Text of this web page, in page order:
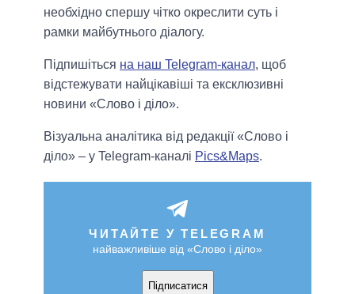
необхідно спершу чітко окреслити суть і
рамки майбутнього діалогу.
Підпишіться на наш Telegram-канал, щоб
відстежувати найцікавіші та ексклюзивні
новини «Слово і діло».
Візуальна аналітика від редакції «Слово і
діло» – у Telegram-каналі Pics&Maps.
ЧИТАЙТЕ У TELEGRAM
найважливіше від «Слово і діло»
Підписатися